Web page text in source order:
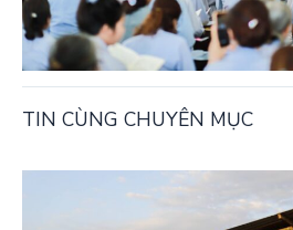
TIN CÙNG CHUYÊN MỤC